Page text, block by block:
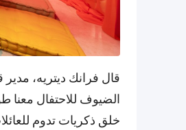
قال فرانك ديتريه،
الضيوف للاحتفال معنا
خلق ذكريات تدوم